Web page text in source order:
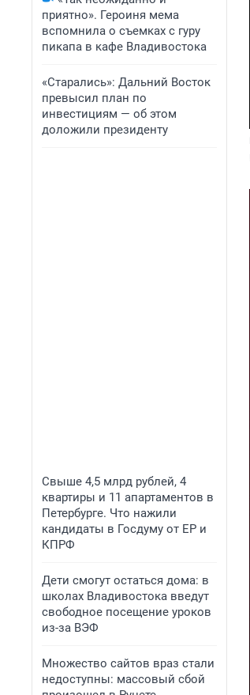
приятно». Героиня мема
вспомнила о съемках с гуру
пикапа в кафе Владивостока
«Старались»: Дальний Восток
превысил план по
инвестициям — об этом
доложили президенту
Свыше 4,5 млрд рублей, 4
квартиры и 11 апартаментов в
Петербурге. Что нажили
кандидаты в Госдуму от ЕР и
КПРФ
Дети смогут остаться дома: в
школах Владивостока введут
свободное посещение уроков
из-за ВЭФ
Множество сайтов враз стали
недоступны: массовый сбой